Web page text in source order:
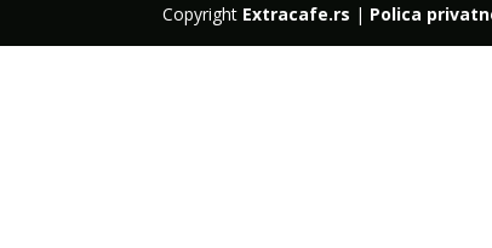
Copyright Extracafe.rs | Polica